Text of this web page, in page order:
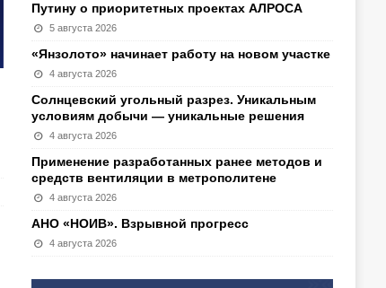
Путину о приоритетных проектах АЛРОСА
5 августа 2026
«Янзолото» начинает работу на новом участке
4 августа 2026
Солнцевский угольный разрез. Уникальным
условиям добычи — уникальные решения
4 августа 2026
Применение разработанных ранее методов и
средств вентиляции в метрополитене
4 августа 2026
АНО «НОИВ». Взрывной прогресс
4 августа 2026